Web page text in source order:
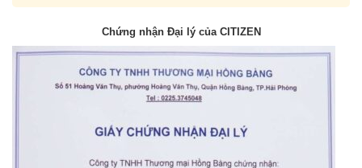
Chứng nhận Đại lý của CITIZEN